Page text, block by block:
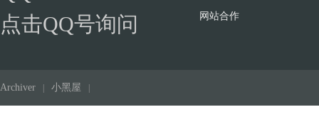
点击QQ号询问
网站合作
Archiver 小黑屋